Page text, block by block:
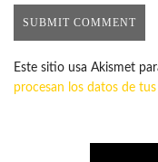
Este sitio usa Akismet
procesan los datos de